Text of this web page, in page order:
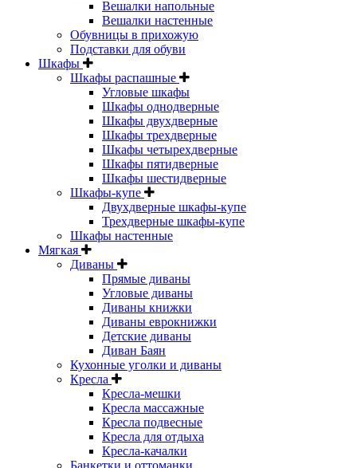
Вешалки напольные
Вешалки настенные
Обувницы в прихожую
Подставки для обуви
Шкафы
Шкафы распашные
Угловые шкафы
Шкафы однодверные
Шкафы двухдверные
Шкафы трехдверные
Шкафы четырехдверные
Шкафы пятидверные
Шкафы шестидверные
Шкафы-купе
Двухдверные шкафы-купе
Трехдверные шкафы-купе
Шкафы настенные
Мягкая
Диваны
Прямые диваны
Угловые диваны
Диваны книжки
Диваны еврокнижки
Детские диваны
Диван Баян
Кухонные уголки и диваны
Кресла
Кресла-мешки
Кресла массажные
Кресла подвесные
Кресла для отдыха
Кресла-качалки